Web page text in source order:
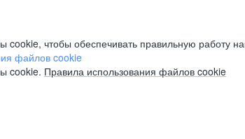
чтобы обеспечивать правильную работу
файлов cookie
cookie. Правила использования файлов cookie